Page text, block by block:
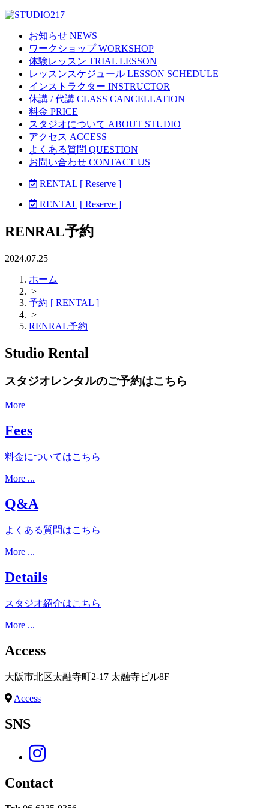
お知らせ NEWS
ワークショップ WORKSHOP
体験レッスン TRIAL LESSON
レッスンスケジュール LESSON SCHEDULE
インストラクター INSTRUCTOR
休講 / 代講 CLASS CANCELLATION
料金 PRICE
スタジオについて ABOUT STUDIO
アクセス ACCESS
よくある質問 QUESTION
お問い合わせ CONTACT US
RENTAL [ Reserve ]
RENTAL [ Reserve ]
RENRAL予約
2024.07.25
ホーム
>
予約 [ RENTAL ]
>
RENRAL予約
Studio Rental
スタジオレンタルのご予約はこちら
More
Fees
料金についてはこちら
More ...
Q&A
よくある質問はこちら
More ...
Details
スタジオ紹介はこちら
More ...
Access
大阪市北区太融寺町2-17 太融寺ビル8F
Access
SNS
Contact